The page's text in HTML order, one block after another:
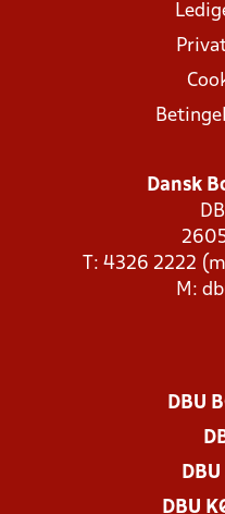
Dansk
T: 4326 2222
M:
DBU
DBU